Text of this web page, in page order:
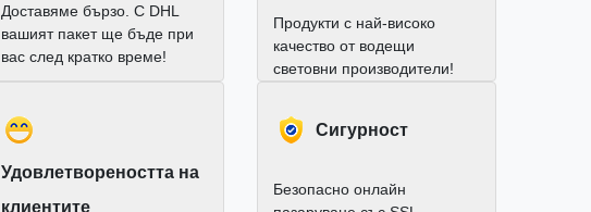
Доставяме бързо. С DHL
вашият пакет ще бъде при
вас след кратко време!
Продукти с най-високо
качество от водещи
световни производители!
Удовлетвореността на
клиентите
Cигурност
Безопасно онлайн